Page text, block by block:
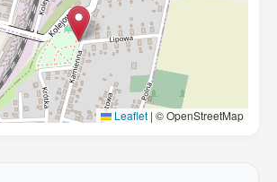
Leaflet | © OpenStreetMap